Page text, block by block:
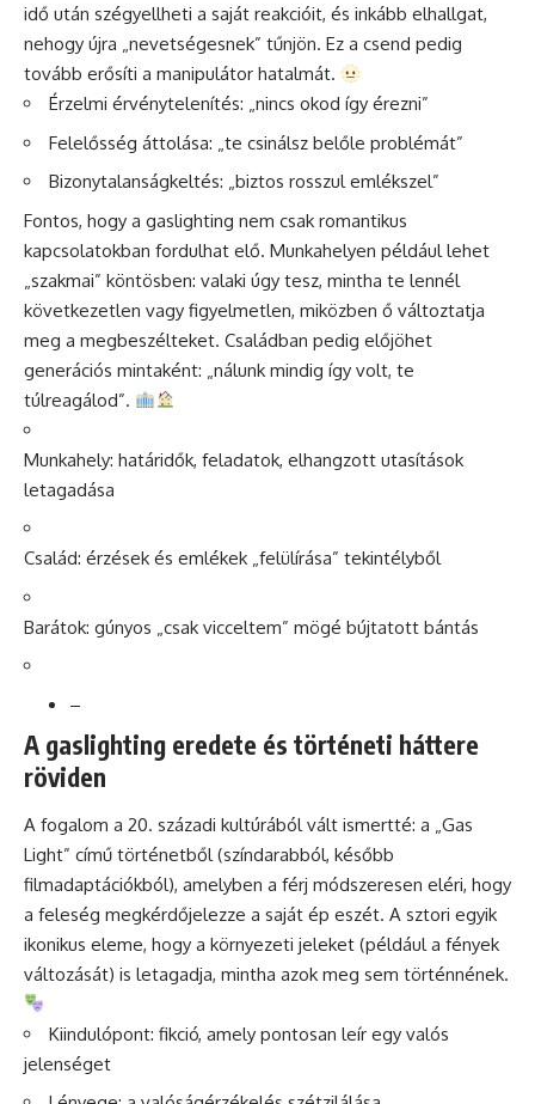
idő után szégyellheti a saját reakcióit, és inkább elhallgat,
nehogy újra „nevetségesnek” tűnjön. Ez a csend pedig
tovább erősíti a manipulátor hatalmát.
Érzelmi érvénytelenítés: „nincs okod így érezni”
Felelősség áttolása: „te csinálsz belőle problémát”
Bizonytalanságkeltés: „biztos rosszul emlékszel”
Fontos, hogy a gaslighting nem csak romantikus
kapcsolatokban fordulhat elő. Munkahelyen például lehet
„szakmai” köntösben: valaki úgy tesz, mintha te lennél
következetlen vagy figyelmetlen, miközben ő változtatja
meg a megbeszélteket. Családban pedig előjöhet
generációs mintaként: „nálunk mindig így volt, te
túlreagálod”.
Munkahely: határidők, feladatok, elhangzott utasítások
letagadása
Család: érzések és emlékek „felülírása” tekintélyből
Barátok: gúnyos „csak vicceltem” mögé bújtatott bántás
–
A gaslighting eredete és történeti háttere
röviden
A fogalom a 20. századi kultúrából vált ismertté: a „Gas
Light” című történetből (színdarabból, később
filmadaptációkból), amelyben a férj módszeresen eléri, hogy
a feleség megkérdőjelezze a saját ép eszét. A sztori egyik
ikonikus eleme, hogy a környezeti jeleket (például a fények
változását) is letagadja, mintha azok meg sem történnének.
Kiindulópont: fikció, amely pontosan leír egy valós
jelenséget